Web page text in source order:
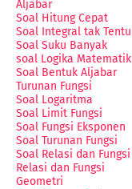
Aljabar
Soal Hitung Cepat
Soal Integral tak Tentu
Soal Suku Banyak
soal Logika Matematik
Soal Bentuk Aljabar
Turunan Fungsi
Soal Logaritma
Soal Limit Fungsi
Soal Fungsi Eksponen
Soal Turunan Fungsi
Soal Relasi dan Fungsi
Relasi dan Fungsi
Geometri